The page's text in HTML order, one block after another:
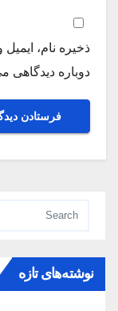
ذخیره نام،
دوباره دیدگاهی
نوشته‌های تازه